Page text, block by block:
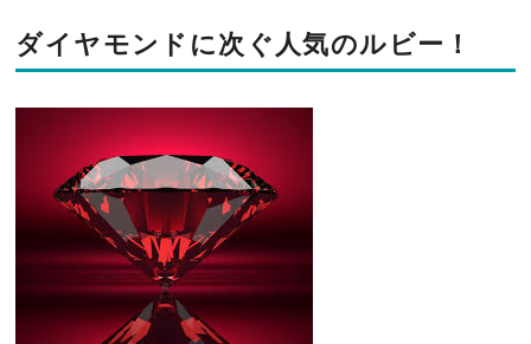
ダイヤモンドに次ぐ人気のルビー！